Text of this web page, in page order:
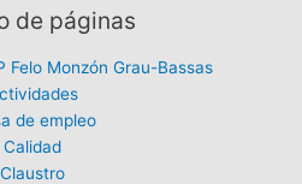
de páginas
Felo Monzón Grau-Bassas
de empleo
Calidad
Claustro